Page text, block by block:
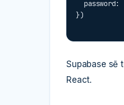
})
Supabase sẽ
React.